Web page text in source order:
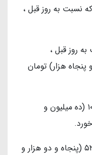
نسبت به روز قبل ،
روز قبل ،
و پنجاه هزار) تومان
ربع سکه در بازار داخلی هم ۱۰,۷۵۰,۰۰۰ (ده میلیون و
قیمت دلار در بازار آزاد، امروز به ۵۲,۹۰۰ (پنجاه و دو هزار و